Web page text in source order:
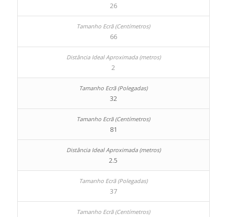
26
66
2
32
81
2.5
37